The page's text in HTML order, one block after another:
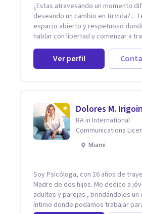
¿Estas atravesando un momento
deseando un cambio en tu vida?...
espacio abierto y respetuoso
hablar con libertad y comenzar a
que hoy te preocupa. Me especializo en
Trastornos de Ansiedad y a lo
experiencia profesional he
en la Crianza, Codependencia,
otros. Cuento con más de 12 años de
experiencia en el área de la Salud
trabajado en distintos contextos
niños, Adolescentes y Adultos
Ver perfil
Dolores M. Irigoin
BA in International
Communications
Psicologia Filosofia China en
Harvard
Miami
Soy Psicóloga, con 16 años de
Madre de dos hijos. Me dedico a jóvenes
adultos y parejas , brindándoles un
íntimo donde podamos trabajar